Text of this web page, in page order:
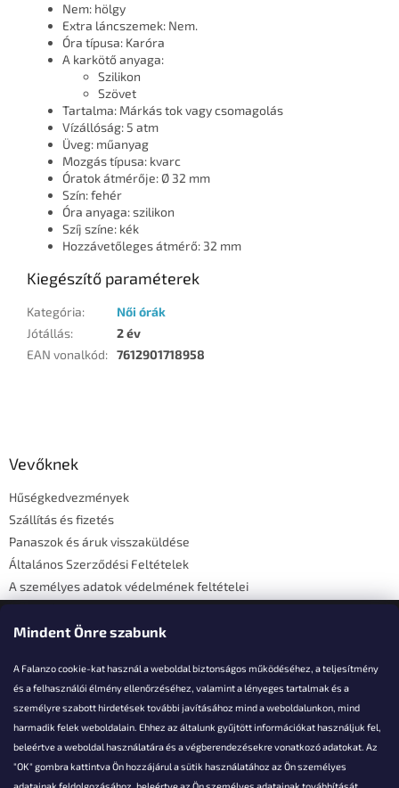
Mindent Önre szabunk
A Falanzo cookie-kat használ a weboldal biztonságos működéséhez, a teljesítmény
és a felhasználói élmény ellenőrzéséhez, valamint a lényeges tartalmak és a
személyre szabott hirdetések további javításához mind a weboldalunkon, mind
harmadik felek weboldalain. Ehhez az általunk gyűjtött információkat használjuk fel,
beleértve a weboldal használatára és a végberendezésekre vonatkozó adatokat. Az
"OK" gombra kattintva Ön hozzájárul a sütik használatához az Ön személyes
Nem: hölgy
Extra láncszemek: Nem.
Óra típusa: Karóra
A karkötő anyaga:
Szilikon
Szövet
Tartalma: Márkás tok vagy csomagolás
Vízállóság: 5 atm
Üveg: műanyag
Mozgás típusa: kvarc
Óratok átmérője: Ø 32 mm
Szín: fehér
Óra anyaga: szilikon
Szíj színe: kék
Hozzávetőleges átmérő: 32 mm
Kiegészítő paraméterek
Kategória:
Női órák
Jótállás:
2 év
EAN vonalkód: 7612901718958
Vevőknek
Hűségkedvezmények
Szállítás és fizetés
Panaszok és áruk visszaküldése
Általános Szerződési Feltételek
A személyes adatok védelmének feltételei
Elérhetőségi adatok
Akarsz kérdezni valamit?
info@falanzo.hu